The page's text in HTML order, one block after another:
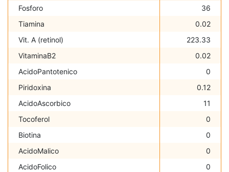
Fosforo
36
Tiamina
0.02
Vit. A (retinol)
223.33
VitaminaB2
0.02
AcidoPantotenico
0
Piridoxina
0.12
AcidoAscorbico
11
Tocoferol
0
Biotina
0
AcidoMalico
0
AcidoFolico
0